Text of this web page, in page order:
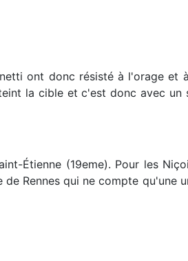
ont donc résisté à l'orage et
la cible et c'est donc avec un
Étienne (19eme). Pour les
Rennes qui ne compte qu'une